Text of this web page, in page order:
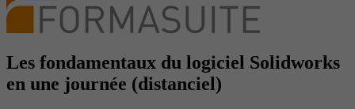
Les fondamentaux du logiciel Solidworks
en une journée (distanciel)